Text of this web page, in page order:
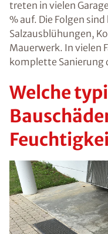
treten in vielen
% auf. Die Folgen
Salzausblühungen,
Mauerwerk. In vielen
komplette Sanierung
Welche